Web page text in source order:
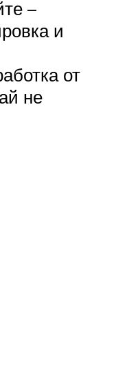
–
и
от
не